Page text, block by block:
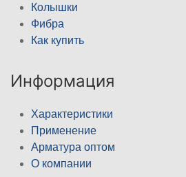
Колышки
Фибра
Как купить
Информация
Характеристики
Применение
Арматура оптом
О компании